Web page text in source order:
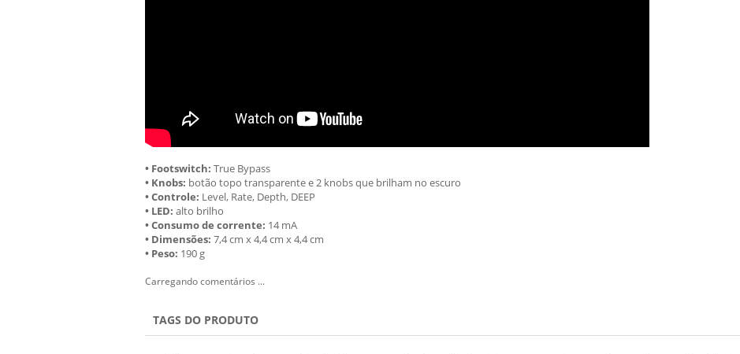
• Footswitch: True Bypass
• Knobs: botão topo transparente e 2 knobs que brilham no escuro
• Controle: Level, Rate, Depth, DEEP
• LED: alto brilho
• Consumo de corrente: 14 mA
• Dimensões: 7,4 cm x 4,4 cm x 4,4 cm
• Peso: 190 g
Carregando comentários ...
TAGS DO PRODUTO